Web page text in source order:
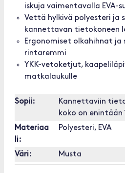
iskuja vaimentavalla EVA-
Vettä hylkivä polyesteri ja
kannettavan tietokoneen
Ergonomiset olkahihnat
rintaremmi
YKK-vetoketjut,
matkalaukulle
Sopii:
Kannettaviin
koko on enintään
Materiaa
li:
Polyesteri, EVA
Väri: Musta